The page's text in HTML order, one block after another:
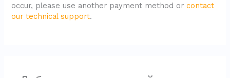
occur, please use another payment method orcontact
our technical support.